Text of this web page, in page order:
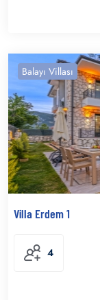
Balayı Villası
Villa Erdem 1
4